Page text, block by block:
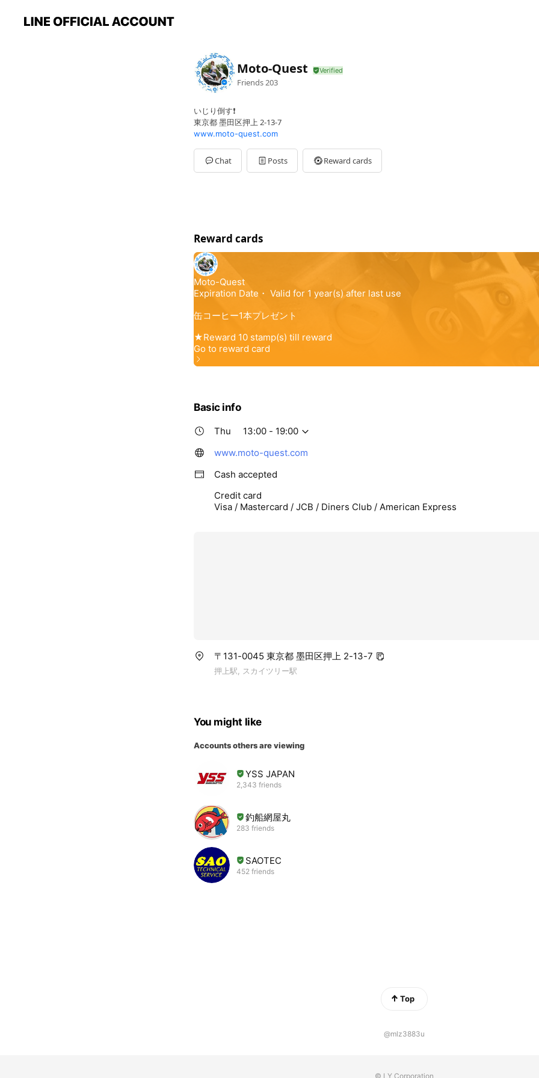
Moto-Quest
Friends 203
いじり倒す❗
東京都 墨田区押上 2-13-7
www.moto-quest.com
Chat Posts Reward cards
Reward cards
Basic info
Thu
13:00 - 19:00
www.moto-quest.com
Cash accepted
Credit card
Visa / Mastercard / JCB / Diners Club / American Express
〒131-0045 東京都 墨田区押上 2-13-7
押上駅, スカイツリー駅
You might like
Accounts others are viewing
YSS JAPAN
2,343 friends
釣船網屋丸
283 friends
SAOTEC
452 friends
Top
@mlz3883u
© LY Corporation